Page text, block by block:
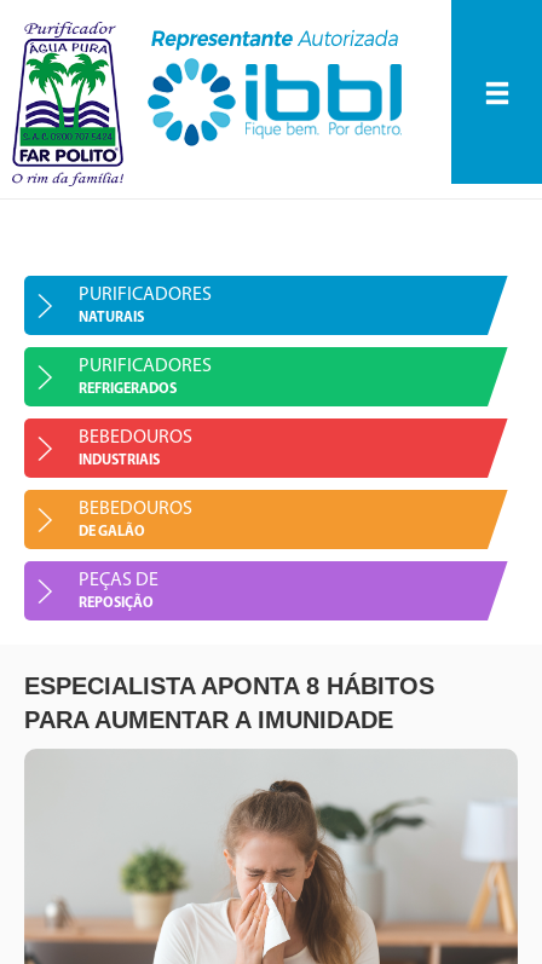
Purificadores
Naturais
Refrigerados
A EMPRESA
Purificadores Naturais
Purificadores Refrigerados
Bebedouros Industriais
BLOG FAR POLITO
FALE CONOSCO
PURIFICADORES
NATURAIS
PURIFICADORES
REFRIGERADOS
BEBEDOUROS
INDUSTRIAIS
BEBEDOUROS
DE GALÃO
PEÇAS DE
REPOSIÇÃO
ESPECIALISTA APONTA 8 HÁBITOS
PARA AUMENTAR A IMUNIDADE